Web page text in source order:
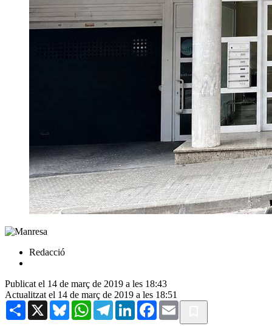
Redacció
Publicat el 14 de març de 2019 a les 18:43
Actualitzat el 14 de març de 2019 a les 18:51
Share X BlueskyWhatsAppTelegramLinkedInFacebook
Email